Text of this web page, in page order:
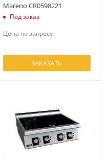
Mareno CR0598221
Под заказ
Цена по запросу
ЗАКАЗАТЬ